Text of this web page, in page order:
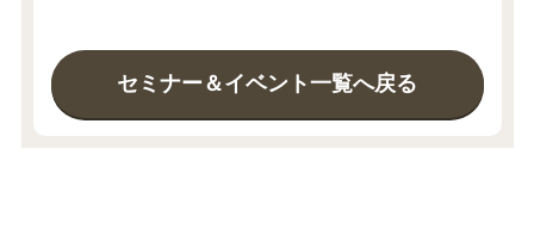
セミナー＆イベント一覧へ戻る